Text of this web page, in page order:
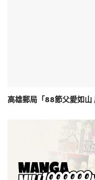
高雄郵局「88節父愛如山